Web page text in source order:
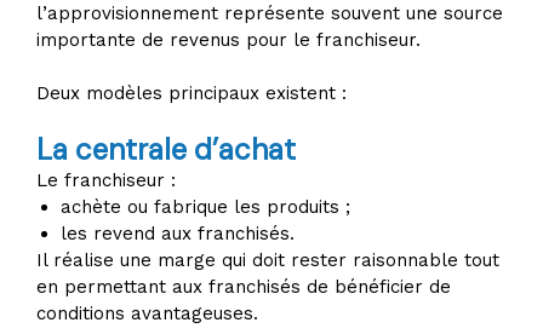
l’approvisionnement représente souvent une source
importante de revenus pour le franchiseur.
Deux modèles principaux existent :
La centrale d’achat
Le franchiseur :
achète ou fabrique les produits ;
les revend aux franchisés.
Il réalise une marge qui doit rester raisonnable tout
en permettant aux franchisés de bénéficier de
conditions avantageuses.